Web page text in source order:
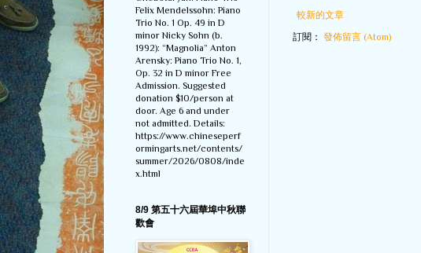
較新的文章
訂閱： 發佈留言 (Atom)
Felix Mendelssohn: Piano
Trio No. 1 Op. 49 in D
minor Nicky Sohn (b.
1992): “Magnolia” Anton
Arensky: Piano Trio No. 1,
Op. 32 in D minor Free
Admission. Suggested
donation $10/person at
door. Age 6 and under
not admitted. Details:
https://www.chineseperf
ormingarts.net/contents/
summer/2026/0808/inde
x.html
8/9 第五十六屆華埠中秋聯
歡會